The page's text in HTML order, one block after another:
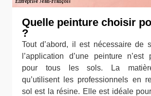
Quelle peinture choisir
?
Tout d’abord, il est nécessaire de
l’application d’une peinture
pour tous les sols. La
qu’utilisent les professionnels en
sol est la résine. Elle est idéale